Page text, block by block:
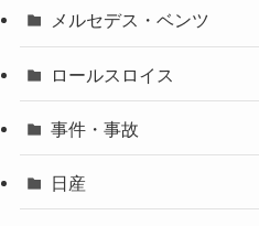
メルセデス・ベンツ
ロールスロイス
事件・事故
日産